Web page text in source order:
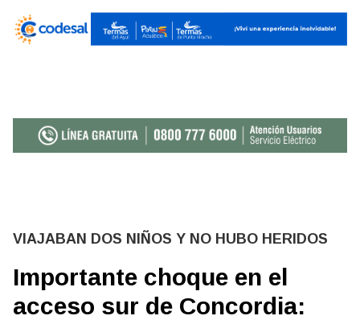
VIAJABAN DOS NIÑOS Y NO HUBO HERIDOS
Importante choque en el
acceso sur de Concordia: